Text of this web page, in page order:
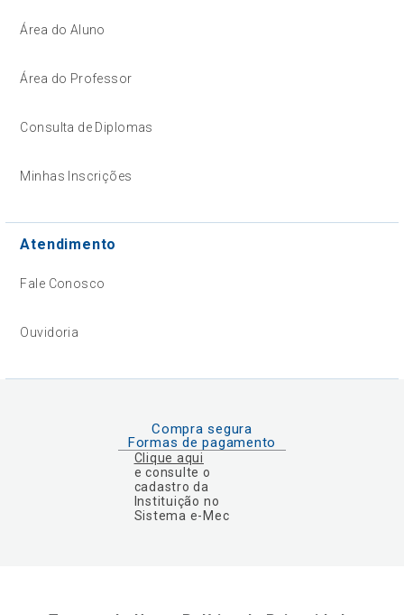
Área do Aluno
Área do Professor
Consulta de Diplomas
Minhas Inscrições
Atendimento
Fale Conosco
Ouvidoria
Compra segura
Formas de pagamento
Clique aqui
e consulte o
cadastro da
Instituição no
Sistema e-Mec